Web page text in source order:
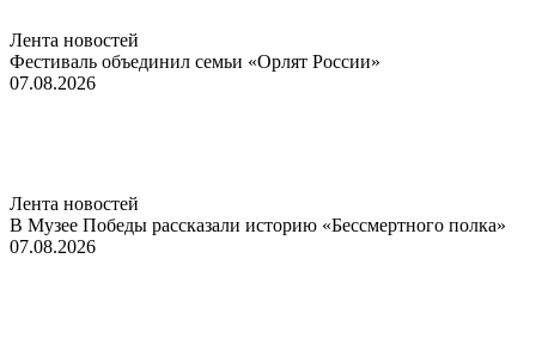
Лента новостей
Фестиваль объединил семьи «Орлят России»
07.08.2026
Лента новостей
В Музее Победы рассказали историю «Бессмертного полка»
07.08.2026